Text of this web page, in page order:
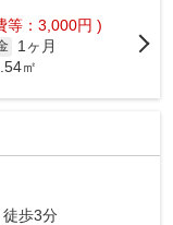
等：3,000円 )
1ヶ月
㎡
徒歩3分